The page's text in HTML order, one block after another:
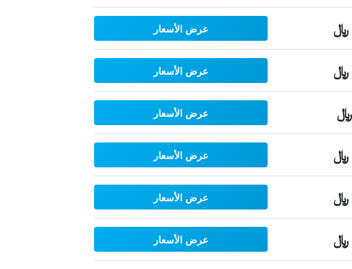
عرض الأسعار
عرض الأسعار
عرض الأسعار
عرض الأسعار
عرض الأسعار
عرض الأسعار